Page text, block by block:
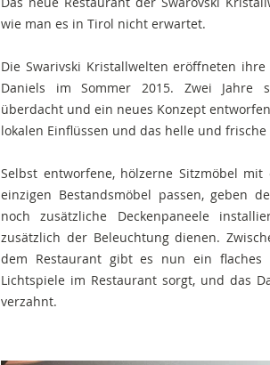
wie man es in Tirol nicht erwartet.
Die Swarivski Kristallwelten eröffneten
Daniels im Sommer 2015. Zwei Jahre
überdacht und ein neues Konzept
lokalen Einflüssen und das helle und
Selbst entworfene, hölzerne Sitzmöbel
einzigen Bestandsmöbel passen, geben
noch zusätzliche Deckenpaneele
zusätzlich der Beleuchtung dienen.
dem Restaurant gibt es nun ein flaches
Lichtspiele im Restaurant sorgt, und das
verzahnt.